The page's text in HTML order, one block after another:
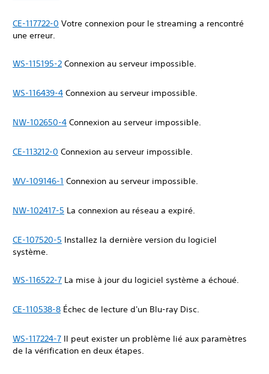
CE-117722-0 Votre connexion pour le streaming a rencontré
une erreur.
WS-115195-2 Connexion au serveur impossible.
WS-116439-4 Connexion au serveur impossible.
NW-102650-4 Connexion au serveur impossible.
CE-113212-0 Connexion au serveur impossible.
WV-109146-1 Connexion au serveur impossible.
NW-102417-5 La connexion au réseau a expiré.
CE-107520-5 Installez la dernière version du logiciel
système.
WS-116522-7 La mise à jour du logiciel système a échoué.
CE-110538-8 Échec de lecture d'un Blu-ray Disc.
WS-117224-7 Il peut exister un problème lié aux paramètres
de la vérification en deux étapes.